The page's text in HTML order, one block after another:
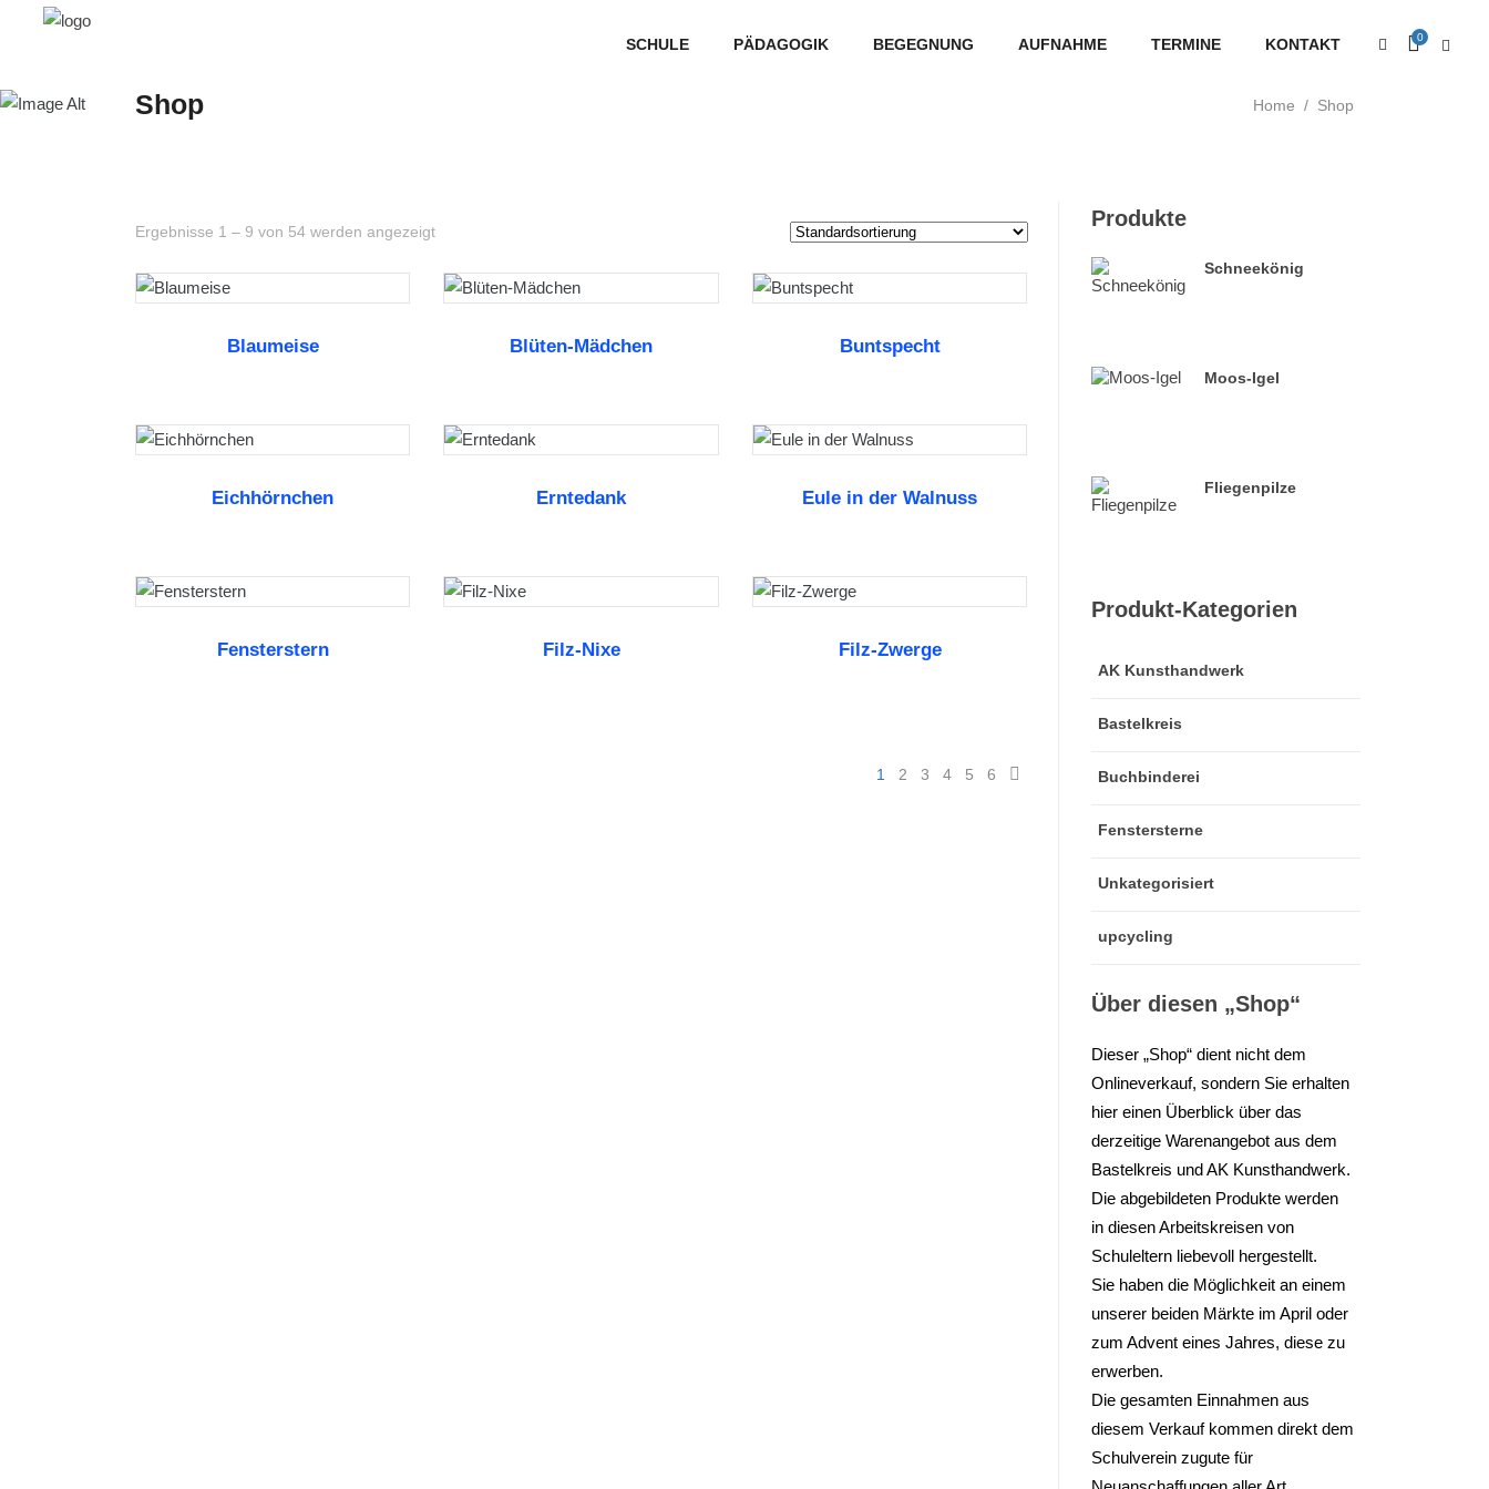
SCHULE PÄDAGOGIK BEGEGNUNG AUFNAHME TERMINE KONTAKT 0
Shop Home / Shop
Ergebnisse 1 – 9 von 54 werden angezeigt
WEITERLESEN
Blaumeise WEITERLESEN
Blüten-Mädchen WEITERLESEN
Buntspecht
WEITERLESEN
Eichhörnchen WEITERLESEN
Erntedank WEITERLESEN
Eule in der Walnuss
WEITERLESEN
Fensterstern WEITERLESEN
Filz-Nixe WEITERLESEN
Filz-Zwerge
1 2 3 4 5 6
Produkte
Schneekönig
Moos-Igel
Fliegenpilze
Produkt-Kategorien
AK Kunsthandwerk
Bastelkreis
Buchbinderei
Fenstersterne
Unkategorisiert
upcycling
Über diesen „Shop“
Dieser „Shop“ dient nicht dem
Onlineverkauf, sondern Sie erhalten
hier einen Überblick über das
derzeitige Warenangebot aus dem
Bastelkreis und AK Kunsthandwerk.
Die abgebildeten Produkte werden
in diesen Arbeitskreisen von
Schuleltern liebevoll hergestellt.
Sie haben die Möglichkeit an einem
unserer beiden Märkte im April oder
zum Advent eines Jahres, diese zu
erwerben.
Die gesamten Einnahmen aus
diesem Verkauf kommen direkt dem
Schulverein zugute für